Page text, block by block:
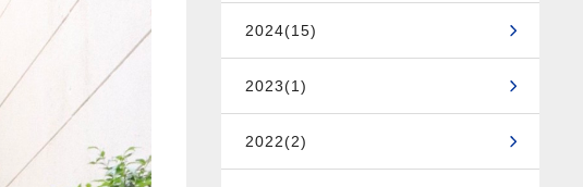
2024(15)
2023(1)
2022(2)